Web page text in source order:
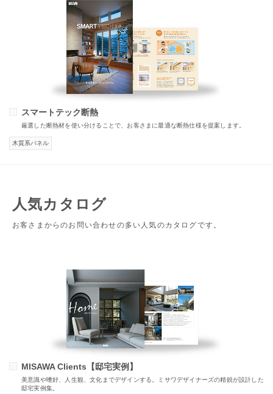
スマートテック断熱
厳選した断熱材を使い分けることで、お客さまに最適な断熱仕様を提案します。
木質系パネル
人気カタログ
お客さまからのお問い合わせの多い人気のカタログです。
MISAWA Clients【邸宅実例】
美意識や嗜好、人生観、文化までデザインする。ミサワデザイナーズの精鋭が設計した
邸宅実例集。